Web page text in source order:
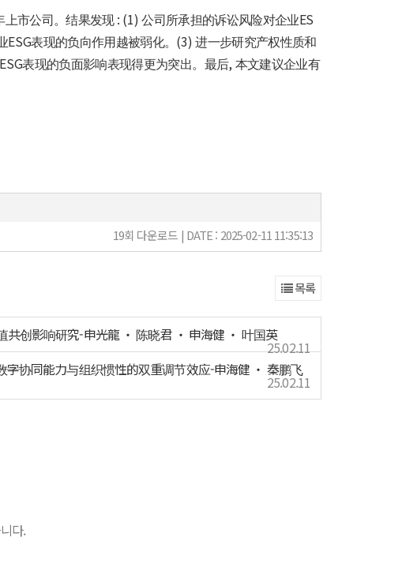
上市公司 。结果发现 : (1)公司所承担的诉讼风险对企业ES
ESG表现的负向作用越被弱化。 (3)进一步研究产权性质和
ESG表现的负面影响表现得更为突出。 最后, 本文建议企业有
19회 다운로드 | DATE : 2025-02-11 11:35:13
목록
共创影响研究-申光龍 ‧ 陈晓君 ‧ 申海健 ‧ 叶国英
25.02.11
字协同能力与组织惯性的双重调节效应-申海健 ‧ 秦鹏飞
25.02.11
다.